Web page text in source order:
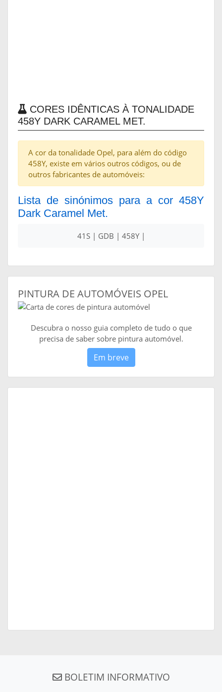
CORES IDÊNTICAS À TONALIDADE
458Y DARK CARAMEL MET.
A cor da tonalidade Opel, para além do código
458Y, existe em vários outros códigos, ou de
outros fabricantes de automóveis:
Lista de sinónimos para a cor 458Y
Dark Caramel Met.
41S | GDB | 458Y |
PINTURA DE AUTOMÓVEIS OPEL
Descubra o nosso guia completo de tudo o que
precisa de saber sobre pintura automóvel.
Em breve
BOLETIM INFORMATIVO